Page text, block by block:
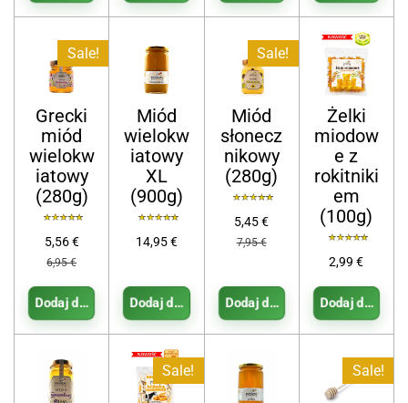
Sale!
Grecki
miód
wielokw
iatowy
(280g)
5,56 €
6,95 €
Dodaj do koszyka
Miód
wielokw
iatowy
XL
(900g)
14,95 €
Dodaj do koszyka
Sale!
Miód
słonecz
nikowy
(280g)
5,45 €
7,95 €
Dodaj do koszyka
Żelki
miodow
e z
rokitniki
em
(100g)
2,99 €
Dodaj do
Sale! Sale!